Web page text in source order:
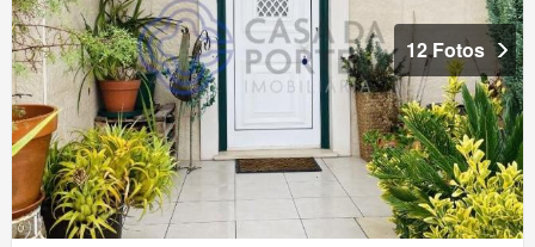
12 Fotos